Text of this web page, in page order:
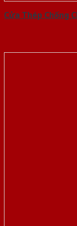
Cửa Thép Chống